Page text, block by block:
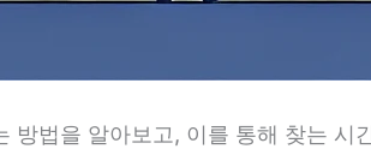
방법을 알아보고, 이를 통해 찾는